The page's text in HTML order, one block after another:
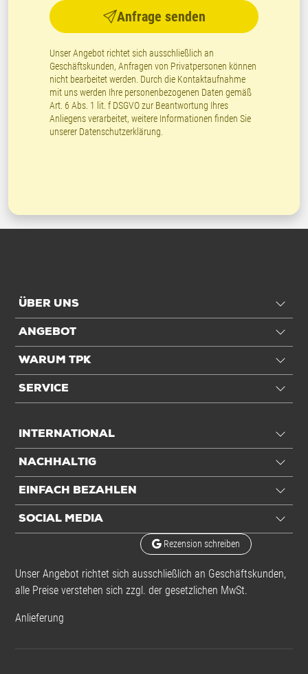
Anfrage senden
Unser Angebot richtet sich ausschließlich an
Geschäftskunden, Anfragen von Privatpersonen können
nicht bearbeitet werden. Durch die Kontaktaufnahme
mit uns werden Ihre personenbezogenen Daten gemäß
Art. 6 Abs. 1 lit. f DSGVO zur Beantwortung Ihres
Anliegens verarbeitet, weitere Informationen finden Sie
unserer Datenschutzerklärung
ÜBER UNS
ANGEBOT
WARUM TPK
SERVICE
INTERNATIONAL
NACHHALTIG
EINFACH BEZAHLEN
SOCIAL MEDIA
Rezension schreiben
Unser Angebot richtet sich ausschließlich an Geschäftskunden,
alle Preise verstehen sich zzgl. der gesetzlichen MwSt.
Anlieferung